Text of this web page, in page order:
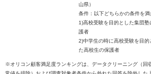
山県）
条件：以下どちらかの条件を満
1)高校受験を目的とした集団
護者
2)中学生の時に高校受験を目
た高校生の保護者
※オリコン顧客満足度ランキングは、データクリーニング（回